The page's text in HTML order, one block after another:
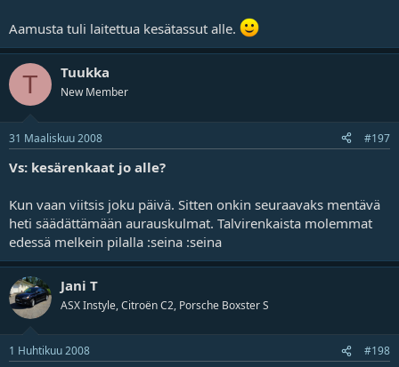
Aamusta tuli laitettua kesätassut alle.
T Tuukka
New Member
31 Maaliskuu 2008 #197
Vs: kesärenkaat jo alle?
Kun vaan viitsis joku päivä. Sitten onkin seuraavaks mentävä
heti säädättämään aurauskulmat. Talvirenkaista molemmat
edessä melkein pilalla :seina :seina
Jani T
ASX Instyle, Citroën C2, Porsche Boxster S
1 Huhtikuu 2008 #198